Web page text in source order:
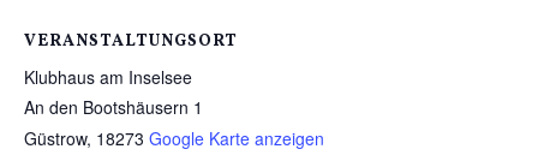
VERANSTALTUNGSORT
Klubhaus am Inselsee
An den Bootshäusern 1
Güstrow, 18273 Google Karte anzeigen